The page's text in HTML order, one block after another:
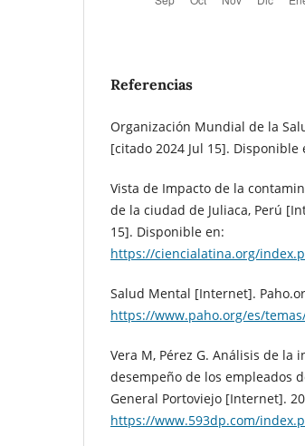
Referencias
Organización Mundial de la
[citado 2024 Jul 15]. Disponible
Vista de Impacto de la
de la ciudad de Juliaca, Perú
15]. Disponible en:
https://ciencialatina.org/
Salud Mental [Internet].
https://www.paho.org/es/
Vera M, Pérez G. Análisis de
desempeño de los empleados
General Portoviejo [Internet].
https://www.593dp.com/